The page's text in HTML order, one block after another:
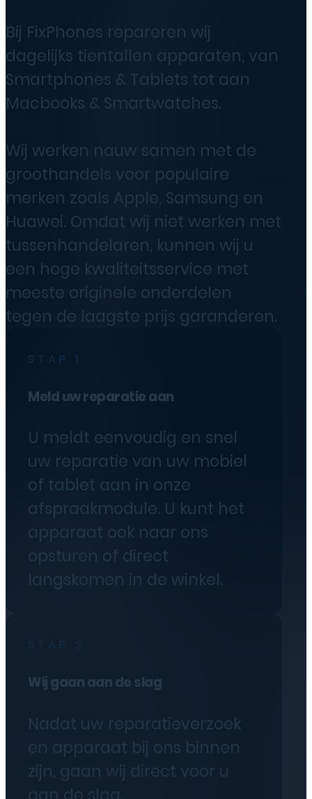
Bij FixPhones repareren wij
dagelijks tientallen apparaten, van
Smartphones & Tablets tot aan
Macbooks & Smartwatches.
Wij werken nauw samen met de
groothandels voor populaire
merken zoals Apple, Samsung en
Huawei. Omdat wij niet werken met
tussenhandelaren, kunnen wij u
een hoge kwaliteitsservice met
meeste originele onderdelen
tegen de laagste prijs garanderen.
STAP 1
Meld uw reparatie aan
U meldt eenvoudig en snel
uw reparatie van uw mobiel
of tablet aan in onze
afspraakmodule. U kunt het
apparaat ook naar ons
opsturen of direct
langskomen in de winkel.
STAP 2
Wij gaan aan de slag
Nadat uw reparatieverzoek
en apparaat bij ons binnen
zijn, gaan wij direct voor u